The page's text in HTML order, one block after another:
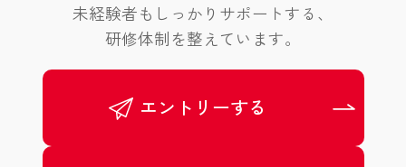
エントリーする
未経験者もしっかりサポートする、
研修体制を整えています。